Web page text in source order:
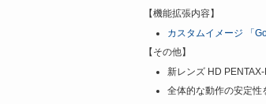
【機能拡張内容】
カスタムイメージ 「
【その他】
新レンズ HD
全体的な動作の安定性